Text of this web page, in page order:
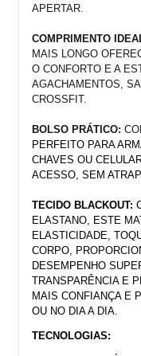
APERTAR.
COMPRIMENTO
MAIS LONGO
O CONFORTO E A
AGACHAMENTOS,
CROSSFIT.
BOLSO PRÁTICO:
PERFEITO PARA
CHAVES OU
ACESSO, SEM
TECIDO BLACKOUT:
ELASTANO, ESTE
ELASTICIDADE,
CORPO,
DESEMPENHO
TRANSPARÊNCIA E
MAIS CONFIANÇA E
OU NO DIA A DIA.
TECNOLOGIAS: